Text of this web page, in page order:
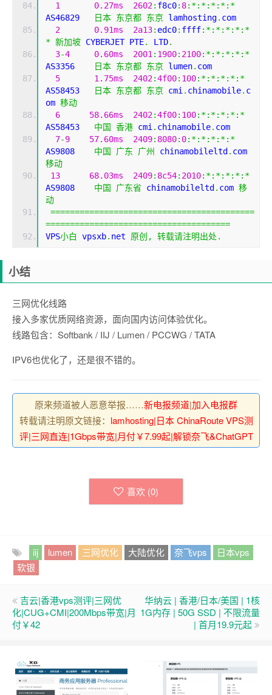
1
0.27ms 2602: f8c0: 8:*:*:*:*:*
AS46829
日本 东京都 东京 lamhosting. com
2
0.91ms 2a13: edc0: ffff:*:*:*:*:*
* 新加坡 CYBERJET PTE. LTD.
3-4 0.60ms 2001 : 1900: 2100:*:*:*:*:*
AS3356
日本 东京都 东京 lumen. com
5
1.75ms 2402:4f00: 100:*:*:*:*:*
AS58453
日本 东京都 东京 cmi . chinamobile. c
om 移动
6
58.66ms 2402:4f00: 100:*:*:*:*:*
AS58453 中国 香港 cmi . chinamobile. com
7-9 57.60ms 2409: 8080: 0:*:*:*:*:*
AS9808 中国 广东 广州 chinamobileltd .
移动
13
68.03ms 2409: 8c54: 2010:*:*:*:*:*
AS9808 中国 广东省 chinamobileltd . com 移
动
==========================================
======================================
VPS小白 vpsxb. net 原创, 转载请注明出处.
小结
三网优化线路
接入多家优质网络资源，面向国内访问体验优化。
线路包含：Softbank / IIJ / Lumen / PCCWG / TATA
IPV6也优化了，还是很不错的。
原来频道被人恶意举报……新电报频道|加入电报群
转载请注明原文链接： lamhosting|日本 ChinaRoute VPS测
评|三网直连|1Gbps带宽|月付￥7.99起|解锁奈飞&ChatGPT
喜欢 (0)
iij lumen 三网优化 大陆优化 奈飞vps
日本vps
软银
吉云|香港vps测评|三网优
化|CUG+CMI|200Mbps带宽|月
付￥42
华纳云 | 香港/日本/美国 | 1核
1G内存 | 50G SSD | 不限流量
| 首月19.9元起